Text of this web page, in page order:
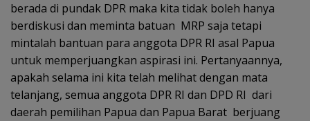
berada di pundak DPR maka kita tidak boleh hanya
berdiskusi dan meminta batuan MRP saja tetapi
mintalah bantuan para anggota DPR RI asal Papua
untuk memperjuangkan aspirasi ini. Pertanyaannya,
apakah selama ini kita telah melihat dengan mata
telanjang, semua anggota DPR RI dan DPD RI dari
daerah pemilihan Papua dan Papua Barat berjuang